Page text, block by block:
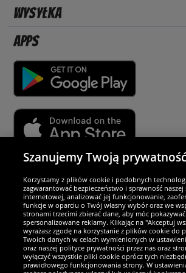
Wysyłka
Apps
Partnerzy i bezpieczeństwo
Jesteśmy
Szanujemy Twoją prywatność
Korzystamy z plików cookie i podobnych
zagwarantować bezpieczeństwo i sprawność
internetowej, analizować jej funkcjonowanie,
funkcje w oparciu o Twój własny wybór oraz we
stronami trzecimi zbierać dane, aby móc pokazywać
spersonalizowane reklamy. Klikając na "Akceptuj
wyrażasz zgodę na korzystanie z plików cookie do
Twoich danych w celach wymienionych w
oraz naszej polityce prywatności przez nas oraz
wyłączyć wszystkie pliki cookie oprócz tych
prawidłowego funkcjonowania strony. W